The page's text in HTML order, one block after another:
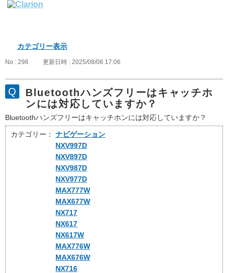
カテゴリー表示
No : 298 更新日時 : 2025/08/06 17:06
Bluetoothハンズフリーはキャッチホ
ンには対応していますか？
Bluetoothハンズフリーはキャッチホンには対応していますか？
カテゴリー：
ナビゲーション
NXV997D
NXV897D
NXV987D
NXV977D
MAX777W
MAX677W
NX717
NX617
NX617W
MAX776W
MAX676W
NX716